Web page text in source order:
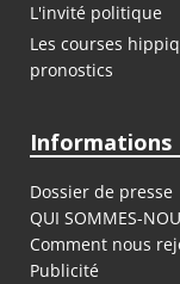
L'invité politique
Les courses
pronostics
Informations
Dossier de presse
QUI SOMMES-
Comment nous
Publicité